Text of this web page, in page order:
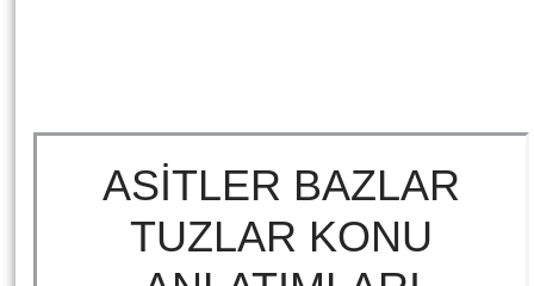
ASİTLER BAZLAR
TUZLAR KONU